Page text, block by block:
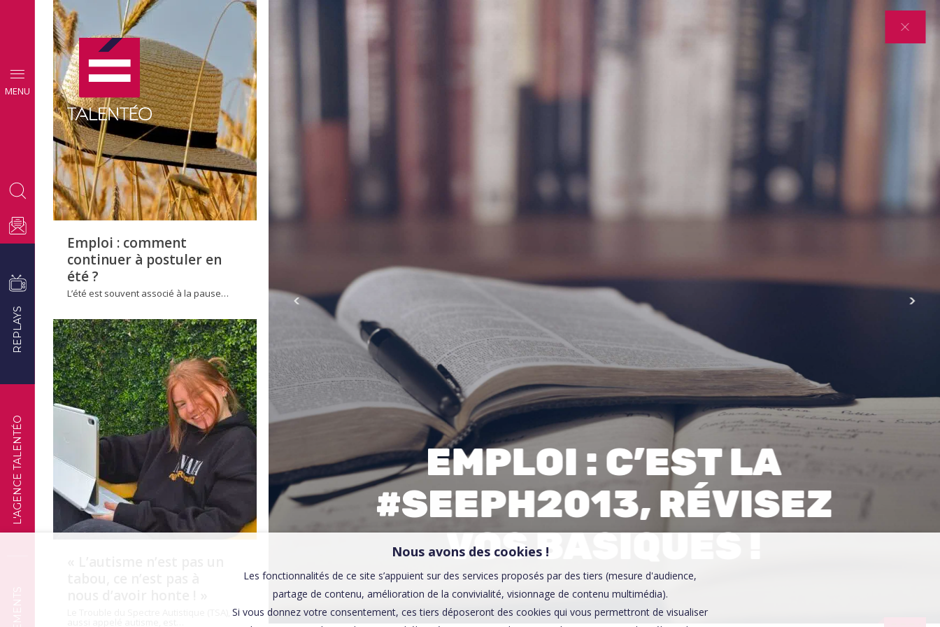
MENU
L'AGENCE TALENTÉO
REPLAYS
CONSEILS
EMPLOI
Emploi : comment
continuer à postuler en
été ?
L’été est souvent associé à la pause…
TÉMOIGNAGES
EMPLOI : C’EST LA
#SEEPH2013, RÉVISEZ
VOS BASIQUES !
Affaires sensibles
00:00
Nous avons des cookies !
Les fonctionnalités de ce site s’appuient sur des services proposés par des tiers (mesure d'audience,
partage de contenu, amélioration de la convivialité, visionnage de contenu multimédia).
Si vous donnez votre consentement, ces tiers déposeront des cookies qui vous permettront de visualiser